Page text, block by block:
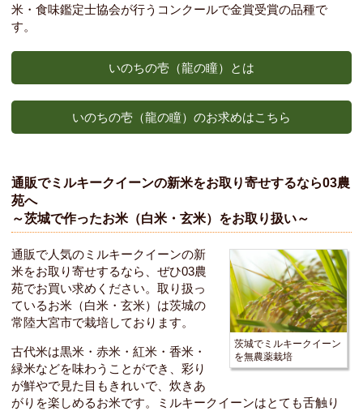
米・食味鑑定士協会が行うコンクールで金賞受賞の品種で
す。
いのちの壱（龍の瞳）とは
いのちの壱（龍の瞳）のお求めはこちら
通販でミルキークイーンの新米をお取り寄せするなら03農
苑へ
～茨城で作ったお米（白米・玄米）をお取り扱い～
茨城でミルキークイーン
を無農薬栽培
通販で人気のミルキークイーンの新
米をお取り寄せするなら、ぜひ03農
苑でお買い求めください。取り扱っ
ているお米（白米・玄米）は茨城の
常陸大宮市で栽培しております。
古代米は黒米・赤米・紅米・香米・
緑米などを味わうことができ、彩り
が鮮やで見た目もきれいで、炊きあ
がりを楽しめるお米です。ミルキークイーンはとても舌触り